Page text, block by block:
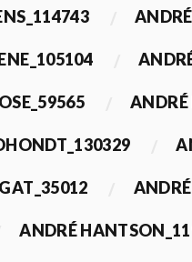
ANDRÉ
ANDRÉ